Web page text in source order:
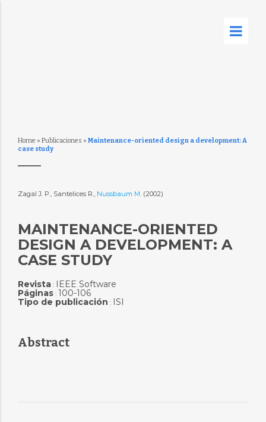
Home » Publicaciones » Maintenance-oriented design a development: A
case study
Zagal J. P., Santelices R., Nussbaum M. (2002)
MAINTENANCE-ORIENTED
DESIGN A DEVELOPMENT: A
CASE STUDY
Revista: IEEE Software
Páginas: 100-106
Tipo de publicación : ISI
Abstract